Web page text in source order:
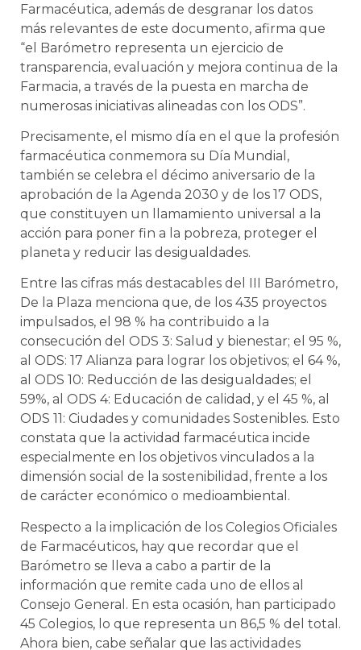
Farmacéutica, además de desgranar los datos
más relevantes de este documento, afirma que
“el Barómetro representa un ejercicio de
transparencia, evaluación y mejora continua de la
Farmacia, a través de la puesta en marcha de
numerosas iniciativas alineadas con los ODS”.
Precisamente, el mismo día en el que la profesión
farmacéutica conmemora su Día Mundial,
también se celebra el décimo aniversario de la
aprobación de la Agenda 2030 y de los 17 ODS,
que constituyen un llamamiento universal a la
acción para poner fin a la pobreza, proteger el
planeta y reducir las desigualdades.
Entre las cifras más destacables del III Barómetro,
De la Plaza menciona que, de los 435 proyectos
impulsados, el 98 % ha contribuido a la
consecución del ODS 3: Salud y bienestar; el 95 %,
al ODS: 17 Alianza para lograr los objetivos; el 64 %,
al ODS 10: Reducción de las desigualdades; el
59%, al ODS 4: Educación de calidad, y el 45 %, al
ODS 11: Ciudades y comunidades Sostenibles. Esto
constata que la actividad farmacéutica incide
especialmente en los objetivos vinculados a la
dimensión social de la sostenibilidad, frente a los
de carácter económico o medioambiental.
Respecto a la implicación de los Colegios Oficiales
de Farmacéuticos, hay que recordar que el
Barómetro se lleva a cabo a partir de la
información que remite cada uno de ellos al
Consejo General. En esta ocasión, han participado
45 Colegios, lo que representa un 86,5 % del total.
Ahora bien, cabe señalar que las actividades